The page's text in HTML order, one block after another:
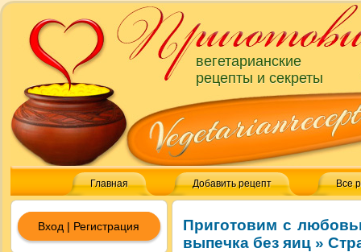
вегетарианские
рецепты и секреты
Главная Добавить рецепт Все
Приготовим с
выпечка без яиц »
Вход | Регистрация